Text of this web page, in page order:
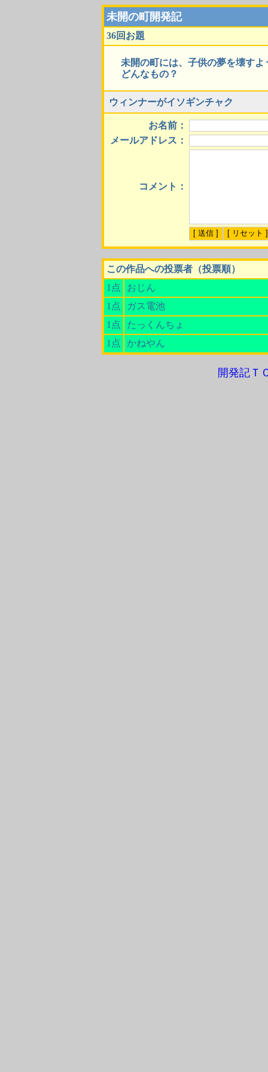
未開の町開発記
36回お題
未開の町には、子供の夢を壊す
どんなもの？
ウィンナーがイソギンチャク
お名前：
メールアドレス：
コメント：
この作品への投票者（投票順）
1点
おじん
1点
ガス電池
1点
たっくんちょ
1点
かねやん
開発記Ｔ